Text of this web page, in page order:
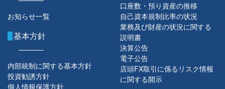
お知らせ一覧
口座数・預り資産の推移
自己資本規制比率の状況
業務及び財産の状況に関する
説明書
決算公告
電子公告
店頭FX取引に係るリスク情報
に関する開示
基本方針
内部統制に関する基本方針
投資勧誘方針
個人情報保護方針